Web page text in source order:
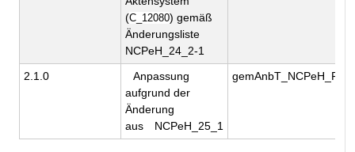
(C_12080) gemäß
Änderungsliste
NCPeH_24_2-1
2.1.0
Anpassung
aufgrund der
Änderung
aus
NCPeH_25_1